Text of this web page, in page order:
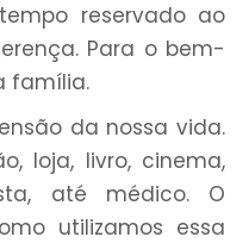
reservado ao
Para o bem-
família.
da nossa vida.
loja, livro, cinema,
até médico. O
utilizamos essa